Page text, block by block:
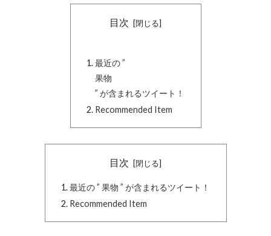
目次
最近の ”
果物
” が含まれるツイート！
Recommended Item
目次
最近の ” 果物 ” が含まれるツイート！
Recommended Item